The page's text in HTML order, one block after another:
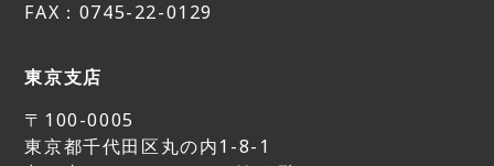
FAX：0745-22-0129
東京支店
〒100-0005
東京都千代田区丸の内1-8-1